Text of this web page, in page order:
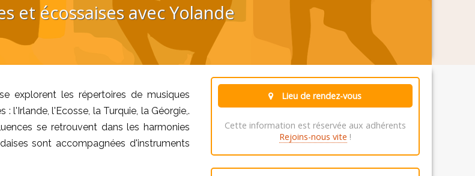
et écossaises avec Yolande
explorent les répertoires de musiques
l'Irlande, l'Ecosse, la Turquie, la Géorgie,.
se retrouvent dans les harmonies
sont accompagnées d'instruments
Lieu de rendez-vous
Cette information est réservée aux adhérents
Rejoins-nous vite !